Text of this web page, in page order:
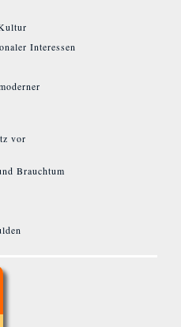
Interessen
vor
Brauchtum